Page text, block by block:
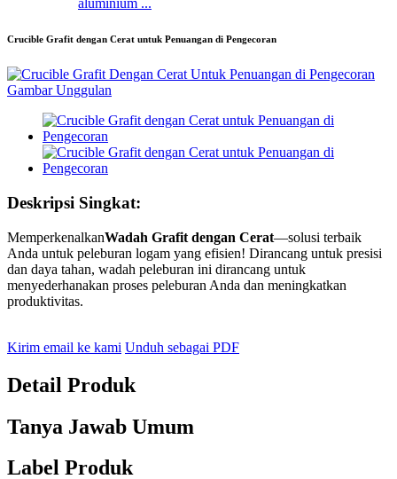
aluminium ...
Crucible Grafit dengan Cerat untuk Penuangan di Pengecoran
Deskripsi Singkat:
MemperkenalkanWadah Grafit dengan Cerat—solusi terbaik
Anda untuk peleburan logam yang efisien! Dirancang untuk presisi
dan daya tahan, wadah peleburan ini dirancang untuk
menyederhanakan proses peleburan Anda dan meningkatkan
produktivitas.
Kirim email ke kami Unduh sebagai PDF
Detail Produk
Tanya Jawab Umum
Label Produk